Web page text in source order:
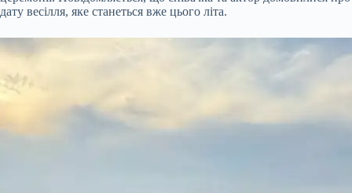
дату весілля, яке станеться вже цього літа.